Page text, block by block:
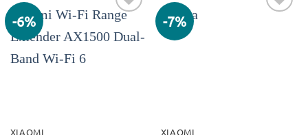
-6%
Adicionar
aos meus
XIAOMI
-7%
XIAOMI